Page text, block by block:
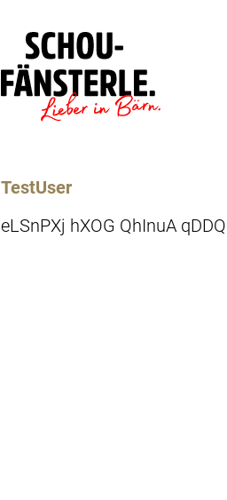
TestUser
eLSnPXj hXOG QhInuA